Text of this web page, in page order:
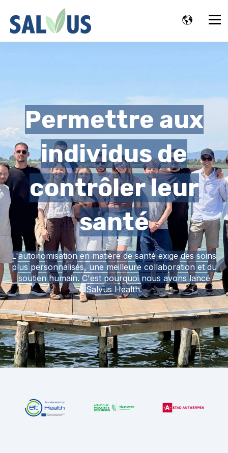
Permettre aux
individus de
contrôler leur
santé
L'autonomisation en matière de santé exige des soins
plus personnalisés, une meilleure collaboration et du
soutien humain. C'est pourquoi nous avons lancé
Salvus Health.